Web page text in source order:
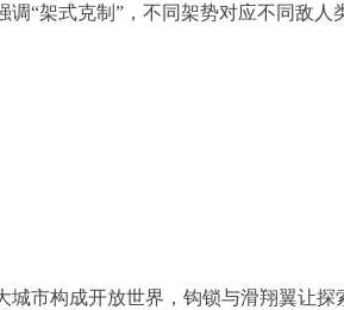
“架式克制”，不同架势对应不同敌人
市构成开放世界，钩锁与滑翔翼让